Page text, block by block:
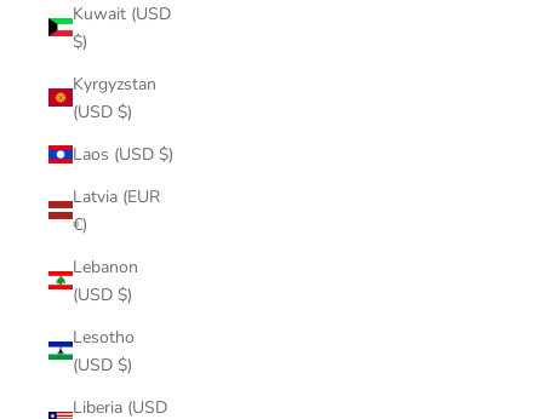
Kuwait (USD
$)
Kyrgyzstan
(USD $)
Laos (USD $)
Latvia (EUR
€)
Lebanon
(USD $)
Lesotho
(USD $)
Liberia (USD